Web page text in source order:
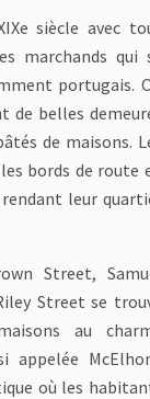
siècle avec
marchands qui
portugais.
de belles
de maisons.
bords de route
leur
Street,
Street se
au
appelée
où les